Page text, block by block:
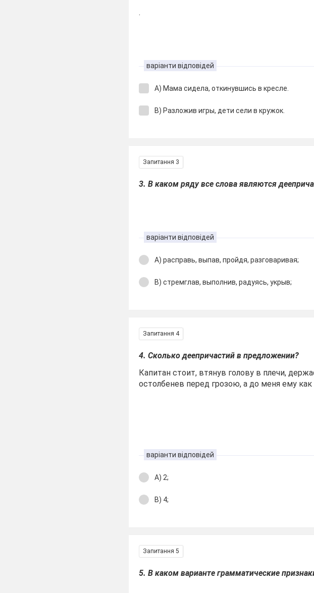
.
варіанти відповідей
А) Мама сидела, откинувшись в кресле.
В) Разложив игры, дети сели в кружок.
Запитання 3
3. В каком ряду все слова являются
варіанти відповідей
А) расправь, выпав, пройдя, разговаривая;
В) стремглав, выполнив, радуясь, укрыв;
Запитання 4
4. Сколько деепричастий в предложении?
Капитан стоит, втянув голову в плечи,
остолбенев перед грозою, а до меня ему как
варіанти відповідей
А) 2;
В) 4;
Запитання 5
5. В каком варианте грамматические